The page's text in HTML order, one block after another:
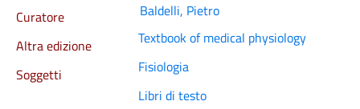
Curatore
Baldelli, Pietro
Altra edizione
Textbook of medical physiology
Soggetti
Fisiologia
Libri di testo